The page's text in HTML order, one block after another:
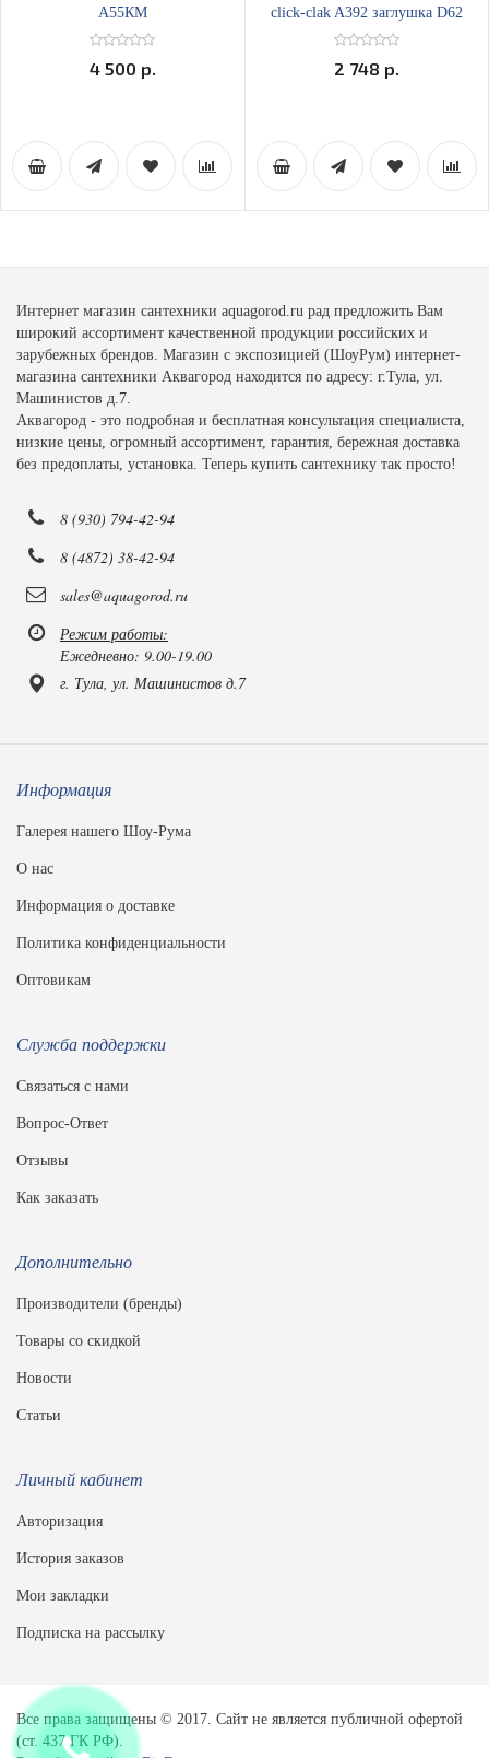
А55КМ
4 500 р.
click-clak A392 заглушка D62
2 748 р.
Интернет магазин сантехники aquagorod.ru рад предложить Вам
широкий ассортимент качественной продукции российских и
зарубежных брендов. Магазин с экспозицией (ШоуРум) интернет-
магазина сантехники Аквагород находится по адресу: г.Тула, ул.
Машинистов д.7.
Аквагород - это подробная и бесплатная консультация специалиста,
низкие цены, огромный ассортимент, гарантия, бережная доставка
без предоплаты, установка. Теперь купить сантехнику так просто!
8 (930) 794-42-94
8 (4872) 38-42-94
sales@aquagorod.ru
Режим работы:
Ежедневно: 9.00-19.00
г. Тула, ул. Машинистов д.7
Информация
Галерея нашего Шоу-Рума
О нас
Информация о доставке
Политика конфиденциальности
Оптовикам
Служба поддержки
Связаться с нами
Вопрос-Ответ
Отзывы
Как заказать
Дополнительно
Производители (бренды)
Товары со скидкой
Новости
Статьи
Личный кабинет
Авторизация
История заказов
Мои закладки
Подписка на рассылку
Все права защищены © 2017. Сайт не является публичной офертой
(ст. 437 ГК РФ).